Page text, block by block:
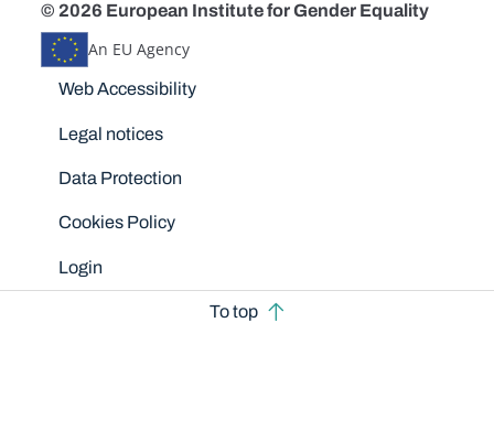
© 2026 European Institute for Gender Equality
An EU Agency
Disclaimers
Web Accessibility
Legal notices
Data Protection
Cookies Policy
Login
To top